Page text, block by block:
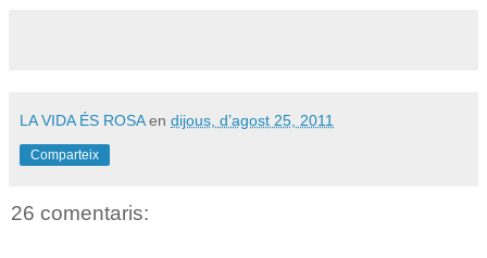
LA VIDA ÉS ROSA en dijous, d’agost 25, 2011
Comparteix
26 comentaris: